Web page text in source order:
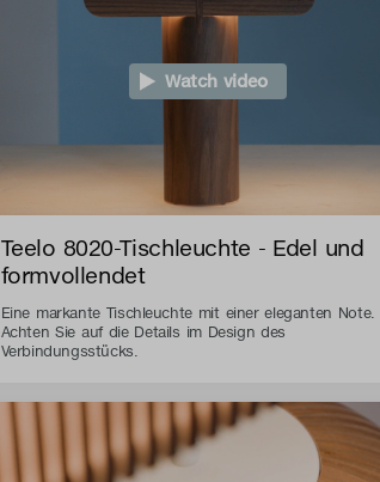
Watch video
Teelo 8020-Tischleuchte - Edel und
formvollendet
Eine markante Tischleuchte mit einer eleganten Note.
Achten Sie auf die Details im Design des
Verbindungsstücks.